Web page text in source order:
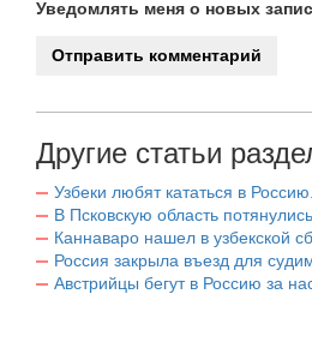
Уведомлять меня о новых
Другие статьи
Узбеки любят кататься в Россию.
В Псковскую область
Каннаваро нашел в узбекской
Россия закрыла въезд для
Австрийцы бегут в Россию за